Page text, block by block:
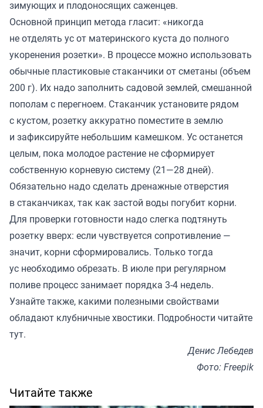
зимующих и плодоносящих саженцев.
Основной принцип метода гласит: «никогда
не отделять ус от материнского куста до полного
укоренения розетки». В процессе можно использовать
обычные пластиковые стаканчики от сметаны (объем
200 г). Их надо заполнить садовой землей, смешанной
пополам с перегноем. Стаканчик установите рядом
с кустом, розетку аккуратно поместите в землю
и зафиксируйте небольшим камешком. Ус останется
целым, пока молодое растение не сформирует
собственную корневую систему (21—28 дней).
Обязательно надо сделать дренажные отверстия
в стаканчиках, так как застой воды погубит корни.
Для проверки готовности надо слегка подтянуть
розетку вверх: если чувствуется сопротивление —
значит, корни сформировались. Только тогда
ус необходимо обрезать. В июле при регулярном
поливе процесс занимает порядка 3-4 недель.
Узнайте также, какими полезными свойствами
обладают клубничные хвостики. Подробности читайте
тут.
Денис Лебедев
Фото: Freepik
Читайте также